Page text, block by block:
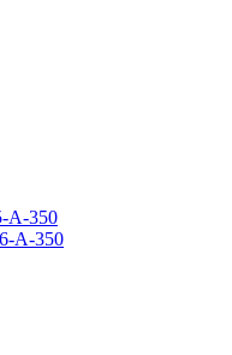
А-350
А-350